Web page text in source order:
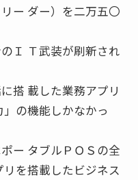
ー ダー）を二万五〇
Ｉ Ｔ武装が刷新され
搭 載した業務アプリ
の機能しかなかっ
ー タブルＰＯＳの全
を搭載したビジネス